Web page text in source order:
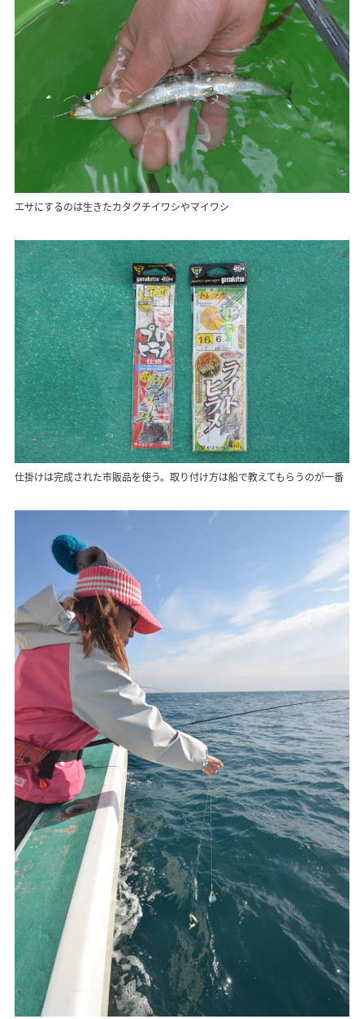
エサにするのは生きたカタクチイワシやマイワシ
仕掛けは完成された市販品を使う。取り付け方は船で教えてもらうのが一番